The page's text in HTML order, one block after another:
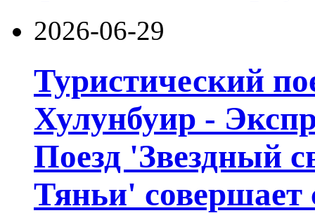
2026-06-29
Туристический
Хулунбуир -
Поезд 'Звездный
Тяньи' совершает